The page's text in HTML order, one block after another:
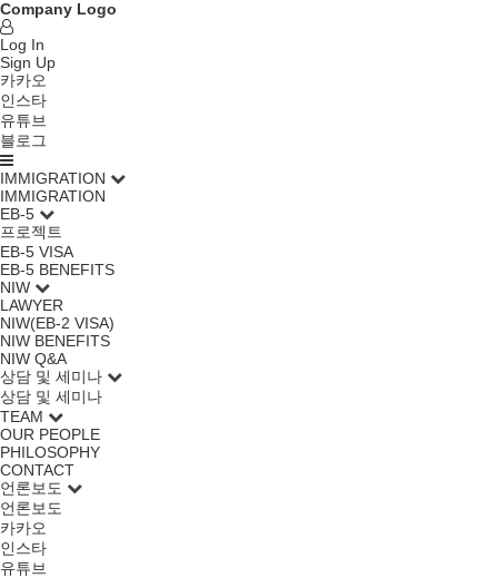
Company Logo
Log In
Sign Up
카카오
인스타
유튜브
블로그
IMMIGRATION
IMMIGRATION
EB-5
프로젝트
EB-5 VISA
EB-5 BENEFITS
NIW
LAWYER
NIW(EB-2 VISA)
NIW BENEFITS
NIW Q&A
상담 및 세미나
상담 및 세미나
TEAM
OUR PEOPLE
PHILOSOPHY
CONTACT
언론보도
언론보도
카카오
인스타
유튜브